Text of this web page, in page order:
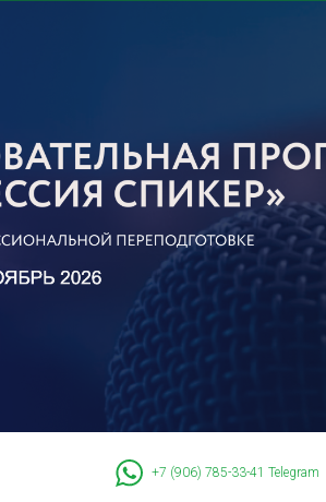
+7 (906) 785-33-41 Telegram